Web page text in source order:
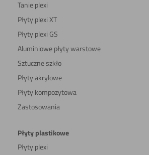
Tanie plexi
Płyty plexi XT
Płyty plexi GS
Aluminiowe płyty warstowe
Sztuczne szkło
Płyty akrylowe
Płyty kompozytowa
Zastosowania
Płyty plastikowe
Płyty plexi